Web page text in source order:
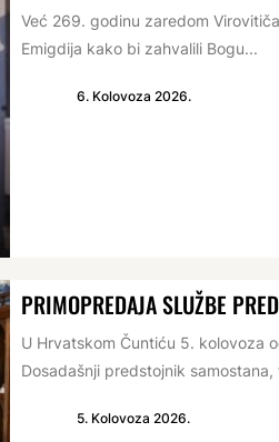
Već 269. godinu zaredom
Emigdija kako bi zahvalili Bogu...
6. Kolovoza 2026.
PRIMOPREDAJA SLUŽBE
U Hrvatskom Čuntiću 5. kolovoza
Dosadašnji predstojnik
5. Kolovoza 2026.